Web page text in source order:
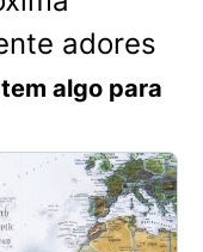
adores
algo para